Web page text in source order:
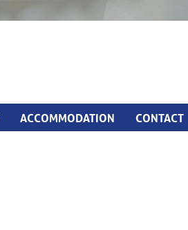
ACCOMMODATION CONTACT